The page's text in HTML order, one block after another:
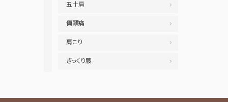
五十肩
偏頭痛
肩こり
ぎっくり腰